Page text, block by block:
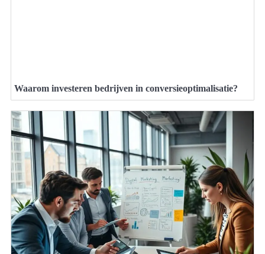
Waarom investeren bedrijven in conversieoptimalisatie?